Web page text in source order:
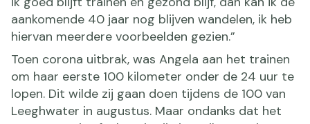
aankomende 40 jaar nog blijven wandelen, ik heb
hiervan meerdere voorbeelden gezien.”
Toen corona uitbrak, was Angela aan het trainen
om haar eerste 100 kilometer onder de 24 uur te
lopen. Dit wilde zij gaan doen tijdens de 100 van
Leeghwater in augustus. Maar ondanks dat het